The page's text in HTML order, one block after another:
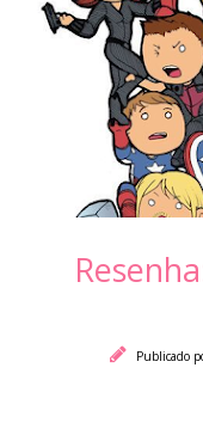
Publicado